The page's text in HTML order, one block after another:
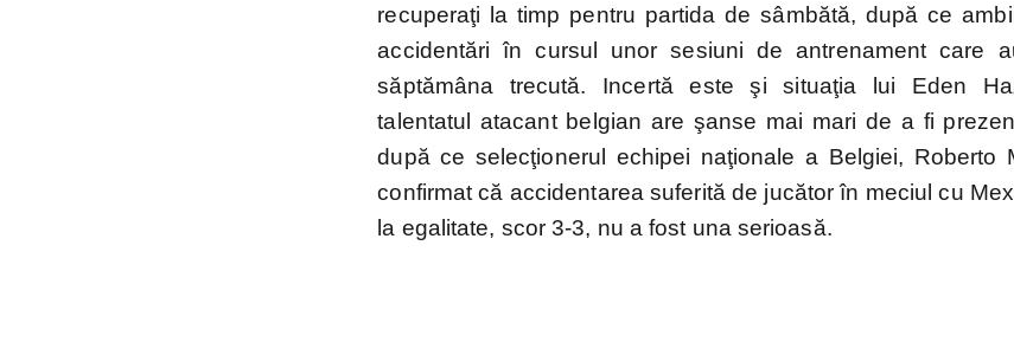
recuperaţi la timp pentru partida de sâmbătă, după ce
accidentări în cursul unor sesiuni de antrenament care
săptămâna trecută. Incertă este şi situaţia lui Eden
talentatul atacant belgian are şanse mai mari de a fi
după ce selecţionerul echipei naţionale a Belgiei, Roberto
confirmat că accidentarea suferită de jucător în meciul cu
la egalitate, scor 3-3, nu a fost una serioasă.